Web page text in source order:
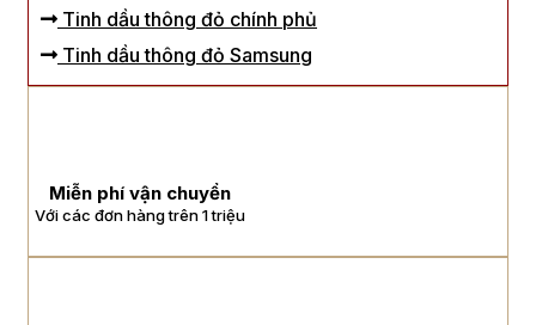
Tinh dầu thông đỏ chính phủ
Tinh dầu thông đỏ Samsung
Miễn phí vận chuyển
Với các đơn hàng trên 1 triệu